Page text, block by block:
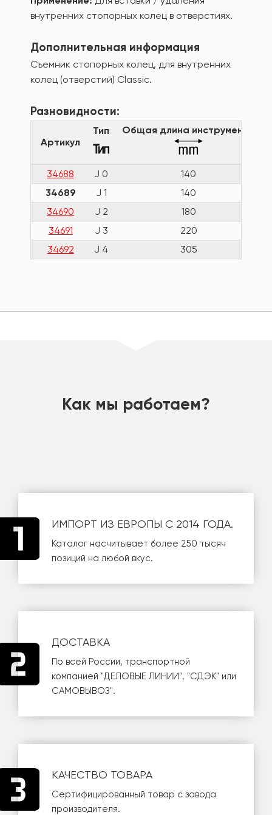
внутренних стопорных колец в отверстиях.
Дополнительная информация
Съемник стопорных колец, для внутренних
колец (отверстий) Classic.
Разновидности:
Артикул
Тип Общая длина инструмента
34688 J 0
140
34689
J 1
140
34690
J 2
180
34691
J 3
220
34692
J 4 305
Как мы работаем?
ИМПОРТ ИЗ ЕВРОПЫ С 2014 ГОДА.
Каталог насчитывает более 250 тысяч
позиций на любой вкус.
ДОСТАВКА
По всей России, транспортной
компанией "ДЕЛОВЫЕ ЛИНИИ", "СДЭК" или
САМОВЫВОЗ".
КАЧЕСТВО ТОВАРА
Сертифицированный товар с завода
производителя.